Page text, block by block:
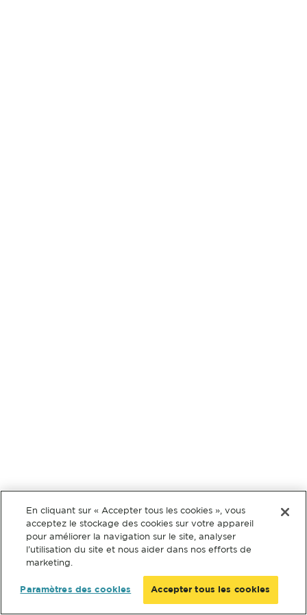
En cliquant sur « Accepter tous les cookies », vous
acceptez le stockage des cookies sur votre appareil
pour améliorer la navigation sur le site, analyser
l’utilisation du site et nous aider dans nos efforts de
marketing.
Paramètres des cookies Accepter tous les cookies